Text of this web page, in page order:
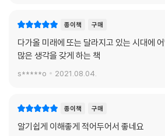
애플의 주식은 당장이라도 살 수 있다. 30년 전
석유는 데이터로, 부동산은 데이터센터로
재편되는 부의 흐름을 읽는 10가지 투자 정보
4년 전인 2017년 5월, 영국 주간지 『이코노미
진 자원은 이제 석유가 아니라 데이터’라고 선
종이책 구매
다가올 미래에 또는 달라지고 있는 시대에
많은 생각을 갖게 하는 책
s*****o 2021.08.04.
종이책 구매
알기쉽게 이해좋게 적어두어서 좋네요